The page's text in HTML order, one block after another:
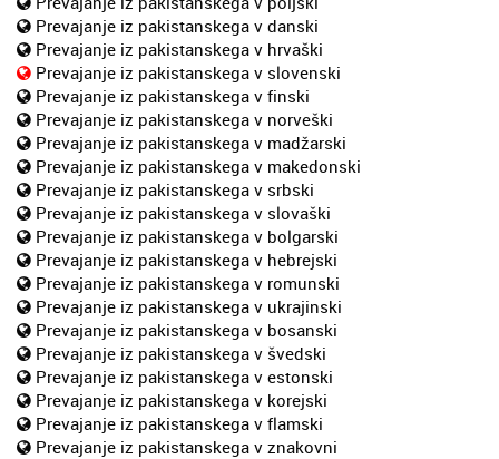
Prevajanje iz pakistanskega v danski
Prevajanje iz pakistanskega v hrvaški
Prevajanje iz pakistanskega v slovenski
Prevajanje iz pakistanskega v finski
Prevajanje iz pakistanskega v norveški
Prevajanje iz pakistanskega v madžarski
Prevajanje iz pakistanskega v makedonski
Prevajanje iz pakistanskega v srbski
Prevajanje iz pakistanskega v slovaški
Prevajanje iz pakistanskega v bolgarski
Prevajanje iz pakistanskega v hebrejski
Prevajanje iz pakistanskega v romunski
Prevajanje iz pakistanskega v ukrajinski
Prevajanje iz pakistanskega v bosanski
Prevajanje iz pakistanskega v švedski
Prevajanje iz pakistanskega v estonski
Prevajanje iz pakistanskega v korejski
Prevajanje iz pakistanskega v flamski
Prevajanje iz pakistanskega v znakovni